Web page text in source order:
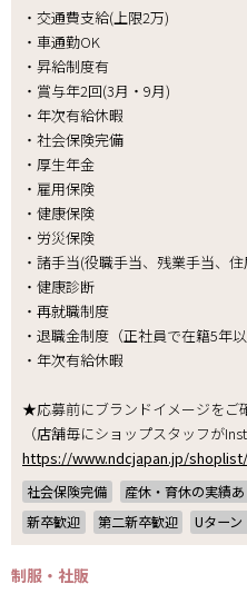
・交通費支給(上限2万)
・車通勤OK
・昇給制度有
・賞与年2回(3月・9月)
・年次有給休暇
・社会保険完備
・厚生年金
・雇用保険
・健康保険
・労災保険
・諸手当(役職手当、残業手当、
・健康診断
・再就職制度
・退職金制度（正社員で在籍5年以
・年次有給休暇
★応募前にブランドイメージをご
（店舗毎にショップスタッフが
https://www.ndcjapan.jp/
社会保険完備 産休・育休の実績あ
新卒歓迎
第二新卒歓迎 Uターン
制服・社販